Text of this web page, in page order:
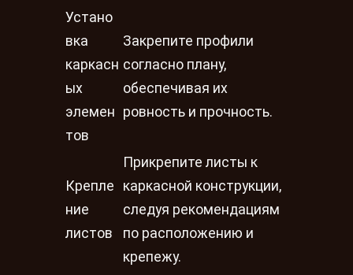
Устано
вка
каркасн
ых
элемен
тов
Закрепите профили
согласно плану,
обеспечивая их
ровность и прочность.
Крепле
ние
листов
Прикрепите листы к
каркасной конструкции,
следуя рекомендациям
по расположению и
крепежу.